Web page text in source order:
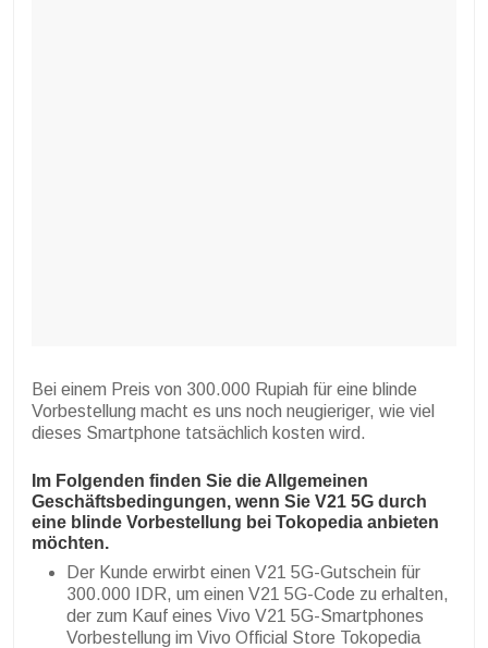
Bei einem Preis von 300.000 Rupiah für eine blinde
Vorbestellung macht es uns noch neugieriger, wie viel
dieses Smartphone tatsächlich kosten wird.
Im Folgenden finden Sie die Allgemeinen
Geschäftsbedingungen, wenn Sie V21 5G durch
eine blinde Vorbestellung bei Tokopedia anbieten
möchten.
Der Kunde erwirbt einen V21 5G-Gutschein für
300.000 IDR, um einen V21 5G-Code zu erhalten,
der zum Kauf eines Vivo V21 5G-Smartphones
Vorbestellung im Vivo Official Store Tokopedia